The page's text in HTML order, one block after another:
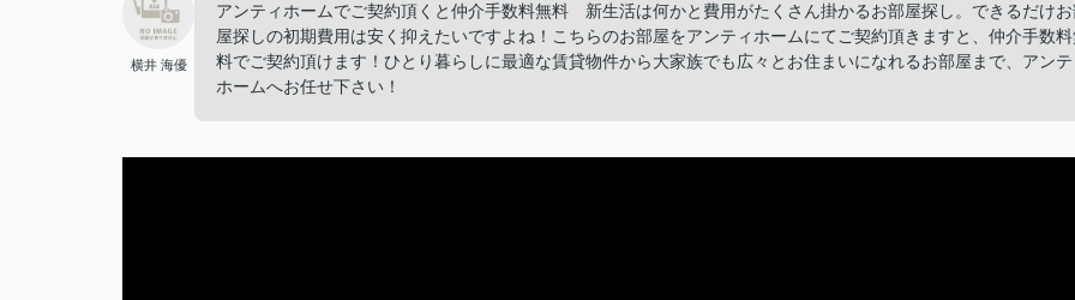
横井 海優
アンティホームでご契約頂くと仲介手数料無料 新生活は何かと費用がたくさん掛かるお部屋探し。できるだけお
屋探しの初期費用は安く抑えたいですよね！こちらのお部屋をアンティホームにてご契約頂きますと、仲介手数
料でご契約頂けます！ひとり暮らしに最適な賃貸物件から大家族でも広々とお住まいになれるお部屋まで、アンテ
ホームへお任せ下さい！